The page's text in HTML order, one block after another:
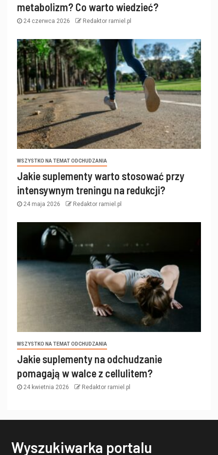
metabolizm? Co warto wiedzieć?
24 czerwca 2026 Redaktor ramiel.pl
WSZYSTKO NA TEMAT ODCHUDZANIA
Jakie suplementy warto stosować przy
intensywnym treningu na redukcji?
24 maja 2026 Redaktor ramiel.pl
WSZYSTKO NA TEMAT ODCHUDZANIA
Jakie suplementy na odchudzanie
pomagają w walce z cellulitem?
24 kwietnia 2026 Redaktor ramiel.pl
Wyszukiwarka portalu